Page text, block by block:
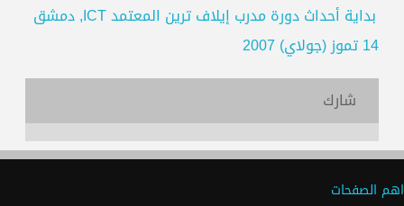
بداية أحداث دورة مدرب إيلاف ترين المعتمدICT, دمشق
14 تموز (جولاي) 2007
شارك
اهم الصفحات